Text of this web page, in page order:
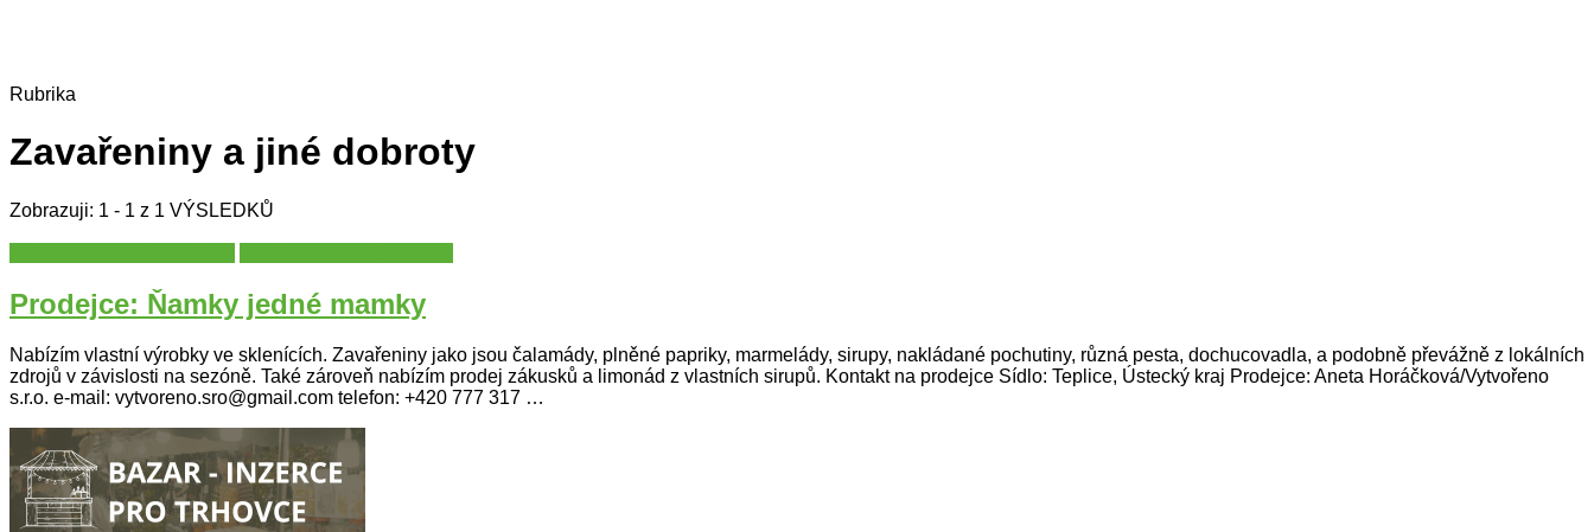
Rubrika
Zavařeniny a jiné dobroty
Zobrazuji: 1 - 1 z 1 VÝSLEDKŮ
Prodejce: Ňamky jedné mamky
Nabízím vlastní výrobky ve sklenících. Zavařeniny jako jsou čalamády, plněné papriky, marmelády, sirupy, nakládané pochutiny, různá pesta, dochucovadla, a podobně převážně z lokálních
zdrojů v závislosti na sezóně. Také zároveň nabízím prodej zákusků a limonád z vlastních sirupů. Kontakt na prodejce Sídlo: Teplice, Ústecký kraj Prodejce: Aneta Horáčková/Vytvořeno
s.r.o. e-mail: vytvoreno.sro@gmail.com telefon: +420 777 317 …